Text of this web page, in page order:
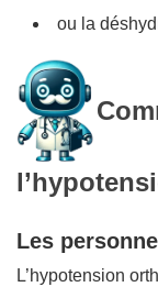
ou la
Les
L’hypotension